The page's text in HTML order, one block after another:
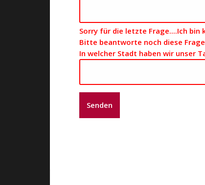
Sorry für die letzte Frage....Ich bin
Bitte beantworte noch diese
In welcher Stadt haben wir unser